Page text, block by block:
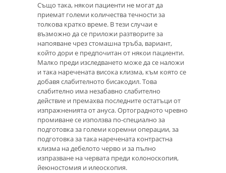
Също така, някои пациенти не могат да
приемат големи количества течности за
толкова кратко време. В тези случаи е
възможно да се приложи разтворите за
напояване чрез стомашна тръба, вариант,
който дори е предпочитан от някои пациенти.
Малко преди изследването може да се наложи
и така наречената висока клизма, към която се
добавя слабителното бисакодил. Това
слабително има незабавно слабително
действие и премахва последните остатъци от
изпражненията от ануса. Ортоградното чревно
промиване се използва по-специално за
подготовка за големи коремни операции, за
подготовка за така наречената контрастна
клизма на дебелото черво и за пълно
изпразване на червата преди колоноскопия,
йеюностомия и илеоскопия.